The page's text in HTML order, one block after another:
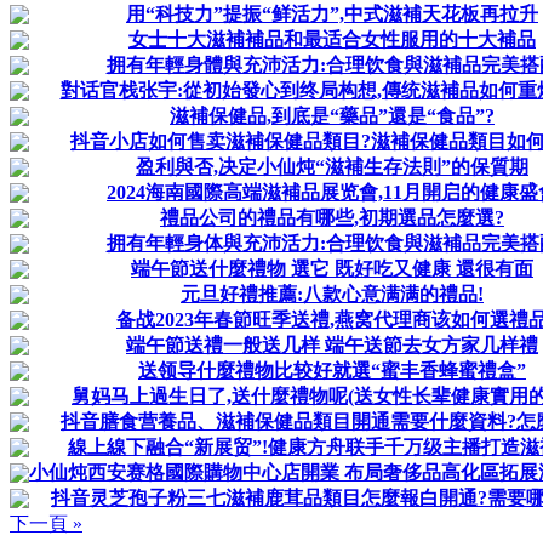
用“科技力”提振“鲜活力”,中式滋補天花板再拉升
女士十大滋補補品和最适合女性服用的十大補品
拥有年輕身體與充沛活力:合理饮食與滋補品完美搭
對话官栈张宇:從初始發心到终局构想,傳统滋補品如何重
滋補保健品,到底是“藥品”還是“食品”?
抖音小店如何售卖滋補保健品類目?滋補保健品類目如
盈利與否,决定小仙炖“滋補生存法則”的保質期
2024海南國際高端滋補品展览會,11月開启的健康盛
禮品公司的禮品有哪些,初期選品怎麼選?
拥有年輕身体與充沛活力:合理饮食與滋補品完美搭
端午節送什麼禮物 選它 既好吃又健康 還很有面
元旦好禮推薦:八款心意满满的禮品!
备战2023年春節旺季送禮,燕窝代理商该如何選禮
端午節送禮一般送几样 端午送節去女方家几样禮
送领导什麼禮物比较好就選“蜜丰香蜂蜜禮盒”
舅妈马上過生日了,送什麼禮物呢(送女性长辈健康實用
抖音膳食营養品、滋補保健品類目開通需要什麼資料?怎
線上線下融合“新展贸”!健康方舟联手千万级主播打造
小仙炖西安赛格國際購物中心店開業 布局奢侈品高化區拓
抖音灵芝孢子粉三七滋補鹿茸品類目怎麼報白開通?需要
下一頁 »